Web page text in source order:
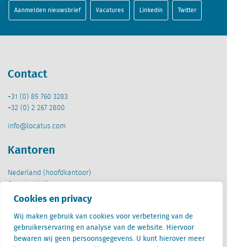
Cookies en privacy
Wij maken gebruik van cookies voor verbetering van de
gebruikerservaring en analyse van de website. Hiervoor
bewaren wij geen persoonsgegevens. U kunt hierover meer
Aanmelden nieuwsbrief Vacatures Linkedin Twitter
Contact
+31 (0) 85 760 3283
+32 (0) 2 267 2800
info@locatus.com
Kantoren
Nederland (hoofdkantoor)
Creative Valley
Stationsplein 32
België
Cantersteen 47